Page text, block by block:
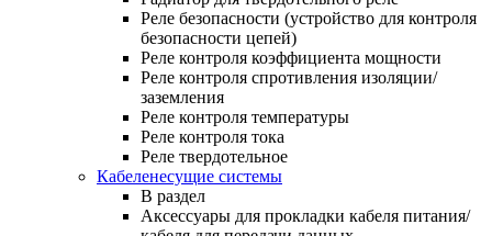
Реле безопасности (устройство для контроля
безопасности цепей)
Реле контроля коэффициента мощности
Реле контроля спротивления изоляции/
заземления
Реле контроля температуры
Реле контроля тока
Реле твердотельное
Кабеленесущие системы
В раздел
Аксессуары для прокладки кабеля питания/